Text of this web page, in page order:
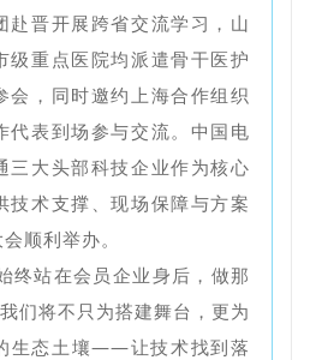
赴晋开展跨省交流学习，山
级重点医院均派遣骨干医护
会，同时邀约上海合作组织
代表到场参与交流。中国电
三大头部科技企业作为核心
技术支撑、现场保障与方案
顺利举办。
站在会员企业身后，做那
们将不只为搭建舞台，更为
生态土壤——让技术找到落